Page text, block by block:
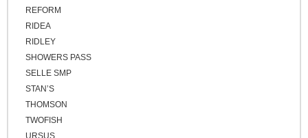
REFORM
RIDEA
RIDLEY
SHOWERS PASS
SELLE SMP
STAN’S
THOMSON
TWOFISH
URSUS